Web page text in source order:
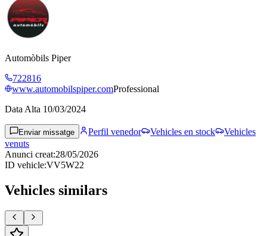
Automòbils Piper
722816
www.automobilspiper.comProfessional
Data Alta 10/03/2024
Enviar missatge Perfil venedor Vehicles en stock
Vehicles
venuts
Anunci creat:28/05/2026
ID vehicle:VV5W22
Vehicles similars